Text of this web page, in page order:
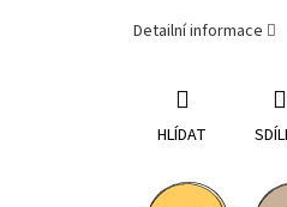
Detailní informace
HLÍDAT